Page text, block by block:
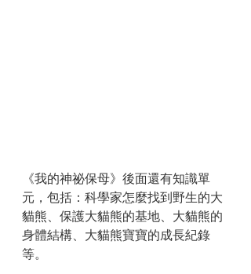
《我的神祕保母》後面還有知識單
元，包括：科學家怎麼找到野生的大
貓熊、保護大貓熊的基地、大貓熊的
身體結構、大貓熊寶寶的成長紀錄
等。